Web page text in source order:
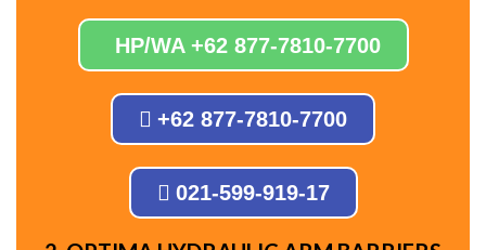
HP/WA +62 877-7810-7700
+62 877-7810-7700
021-599-919-17